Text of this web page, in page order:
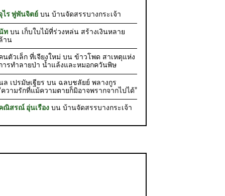
ไร พู่พันจิตย์บน บ้านจัดสรรบางกระเจ้า
ทบน เก็บใบไม้ที่ร่วงหล่น สร้างเงินหลาย
าน
นตัวเล็ก ที่เจียงใหม่ บน ข้าวโพด สาเหตุแห่ง
ารทำลายป่า น้ำแล้งและหมอกควันพิษ
ล เปรมัษเฐียร บน ฉลบชลัยย์ พลางกูร
ความรักที่แม้ความตายก็มิอาจพรากจากไปได้”
ณิสรณ์ อุ่นเรืองบน บ้านจัดสรรบางกระเจ้า